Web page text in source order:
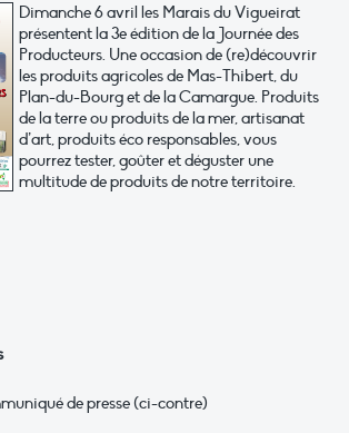
Dimanche 6 avril les Marais du Vigueirat
présentent la 3e édition de la Journée des
Producteurs. Une occasion de (re)découvrir
les produits agricoles de Mas-Thibert, du
Plan-du-Bourg et de la Camargue. Produits
de la terre ou produits de la mer, artisanat
d’art, produits éco responsables, vous
pourrez tester, goûter et déguster une
multitude de produits de notre territoire.
de presse (ci-contre)